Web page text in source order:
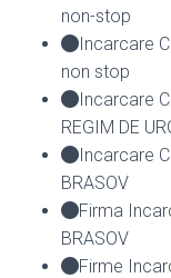
non-stop
Incarcare
non stop
Incarcare
REGIM DE
Incarcare
BRASOV
Firma
BRASOV
Firme